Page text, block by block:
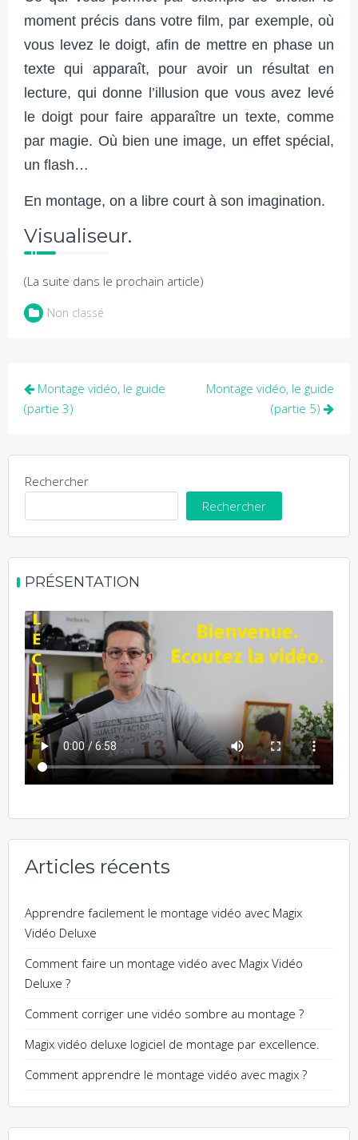
moment précis dans votre film, par exemple, où
vous levez le doigt, afin de mettre en phase un
texte qui apparaît, pour avoir un résultat en
lecture, qui donne l’illusion que vous avez levé
le doigt pour faire apparaître un texte, comme
par magie. Où bien une image, un effet spécial,
un flash…
En montage, on a libre court à son imagination.
Visualiseur.
(La suite dans le prochain article)
Non classé
Navigation
de
Montage vidéo, le guide
(partie 3)
Montage vidéo, le guide
(partie 5)
Rechercher
Rechercher
PRÉSENTATION
Articles récents
Apprendre facilement le montage vidéo avec Magix
Vidéo Deluxe
Comment faire un montage vidéo avec Magix Vidéo
Deluxe ?
Comment corriger une vidéo sombre au montage ?
Magix vidéo deluxe logiciel de montage par excellence.
Comment apprendre le montage vidéo avec magix ?